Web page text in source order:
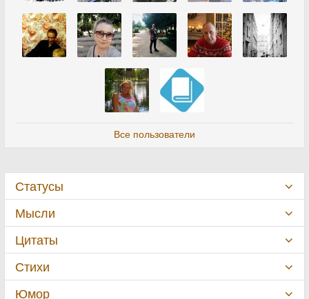
Все пользователи
Статусы
Мысли
Цитаты
Стихи
Юмор